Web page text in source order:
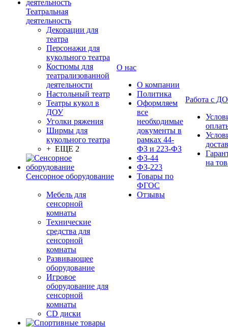
Театральная
деятельность
Декорации для
театра
Персонажи для
кукольного театра
Костюмы для
театрализованной
деятельности
Настольный театр
Театры кукол в
ДОУ
Уголки ряжения
Ширмы для
кукольного театра
+ ЕЩЕ 2
Сенсорное оборудование
Мебель для
сенсорной
комнаты
Технические
средства для
сенсорной
комнаты
Развивающее
оборудование
Игровое
оборудование для
сенсорной
комнаты
CD диски
О нас
О компании
Политика
Оформляем
все
необходимые
документы в
рамках 44-
ФЗ и 223-ФЗ
ФЗ-44
ФЗ-223
Товары по
ФГОС
Отзывы
Работа с
на